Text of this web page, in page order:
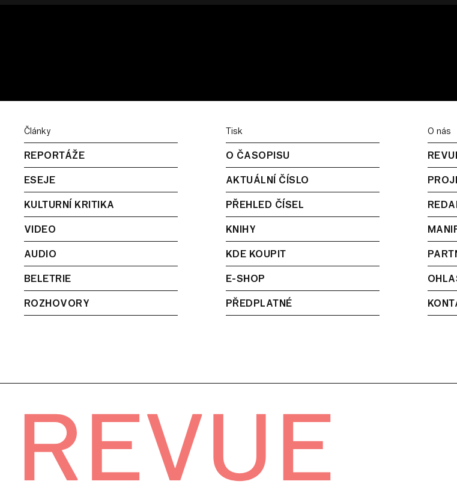
Články
REPORTÁŽE
ESEJE
KULTURNÍ KRITIKA
VIDEO
AUDIO
BELETRIE
ROZHOVORY
Tisk
O ČASOPISU
AKTUÁLNÍ ČÍSLO
PŘEHLED ČÍSEL
KNIHY
KDE KOUPIT
E-SHOP
PŘEDPLATNÉ
O nás